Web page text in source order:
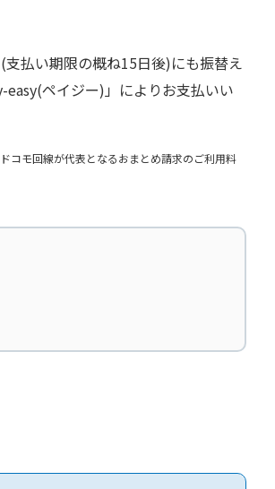
払い期限の概ね15日後)にも振替え
ペイジー)」によりお支払いい
コモ回線が代表となるおまとめ請求のご利用料